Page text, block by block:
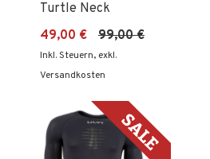
Turtle Neck
49,00 €
99,00 €
Inkl. Steuern, exkl.
Versandkosten